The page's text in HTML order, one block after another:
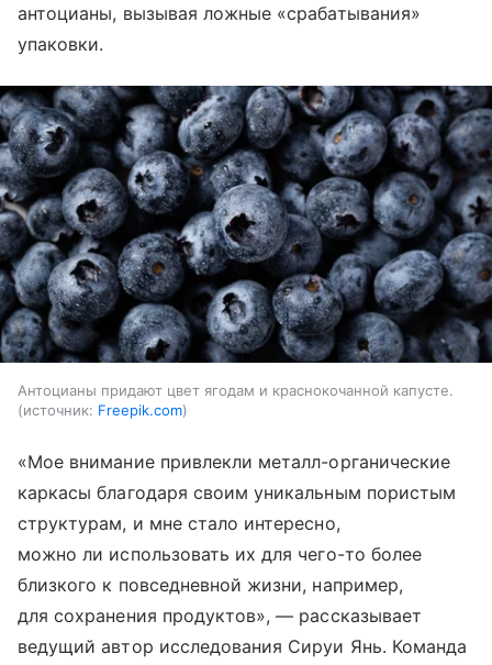
антоцианы, вызывая ложные «срабатывания»
упаковки.
Антоцианы придают цвет ягодам и краснокочанной капусте.
источник: Freepik.com
«Мое внимание привлекли металл-органические
каркасы благодаря своим уникальным пористым
структурам, и мне стало интересно,
можно ли использовать их для чего-то более
близкого к повседневной жизни, например,
для сохранения продуктов», — рассказывает
ведущий автор исследования Сируи Янь. Команда